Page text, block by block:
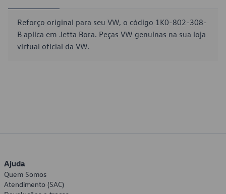
Reforço original para seu VW, o código 1K0-802-308-
B aplica em Jetta Bora. Peças VW genuínas na sua loja
virtual oficial da VW.
Ajuda
Quem Somos
Atendimento (SAC)